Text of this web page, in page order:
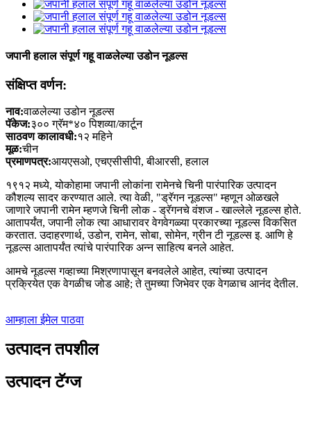
जपानी हलाल संपूर्ण गहू वाळलेल्या उडोन नूडल्स
संक्षिप्त वर्णन:
नाव:वाळलेल्या उडोन नूडल्स
पॅकेज:३०० ग्रॅम*४० पिशव्या/कार्टून
साठवण कालावधी:१२ महिने
मूळ:चीन
प्रमाणपत्र:आयएसओ, एचएसीसीपी, बीआरसी, हलाल
१९१२ मध्ये, योकोहामा जपानी लोकांना रामेनचे चिनी पारंपारिक उत्पादन
कौशल्य सादर करण्यात आले. त्या वेळी, "ड्रॅगन नूडल्स" म्हणून ओळखले
जाणारे जपानी रामेन म्हणजे चिनी लोक - ड्रॅगनचे वंशज - खाल्लेले नूडल्स होते.
आतापर्यंत, जपानी लोक त्या आधारावर वेगवेगळ्या प्रकारच्या नूडल्स विकसित
करतात. उदाहरणार्थ, उडोन, रामेन, सोबा, सोमेन, ग्रीन टी नूडल्स इ. आणि हे
नूडल्स आतापर्यंत त्यांचे पारंपारिक अन्न साहित्य बनले आहेत.
आमचे नूडल्स गव्हाच्या मिश्रणापासून बनवलेले आहेत, त्यांच्या उत्पादन
प्रक्रियेत एक वेगळीच जोड आहे; ते तुमच्या जिभेवर एक वेगळाच आनंद देतील.
आम्हाला ईमेल पाठवा
उत्पादन तपशील
उत्पादन टॅग्ज